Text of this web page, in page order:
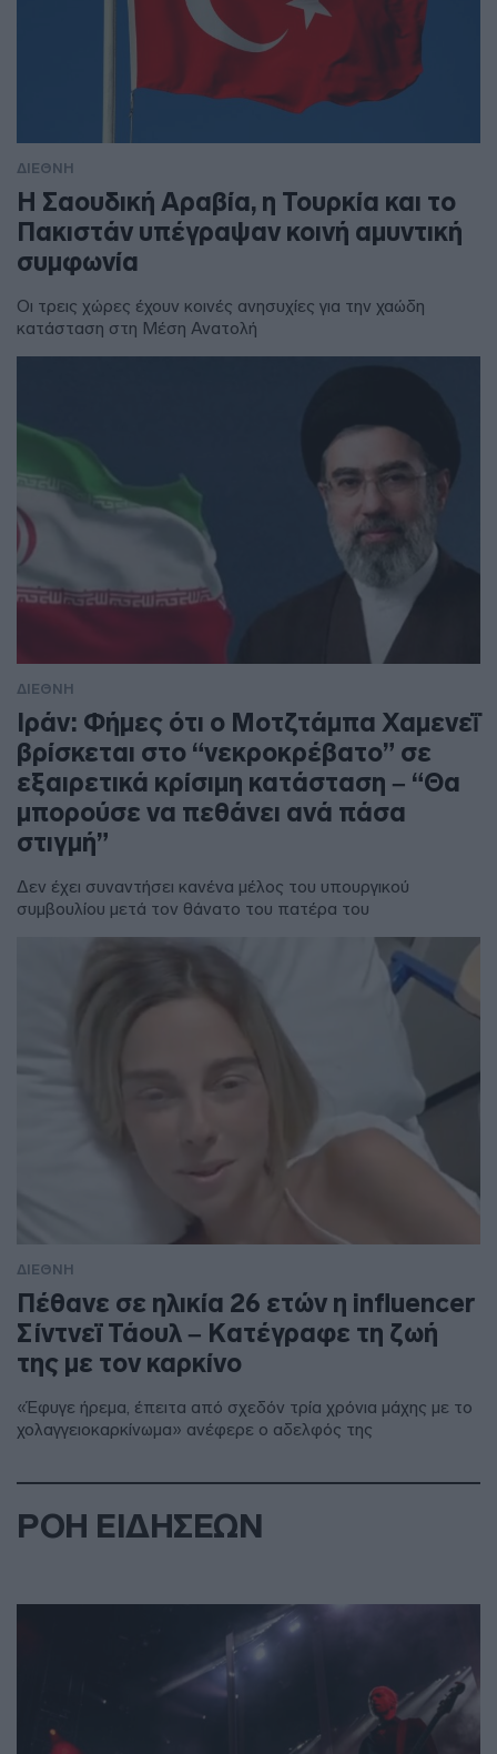
ΔΙΕΘΝΗ
Η Σαουδική Αραβία, η Τουρκία και το
Πακιστάν υπέγραψαν κοινή αμυντική
συμφωνία
Οι τρεις χώρες έχουν κοινές ανησυχίες για την χαώδη
κατάσταση στη Μέση Ανατολή
ΔΙΕΘΝΗ
Ιράν: Φήμες ότι ο Μοτζτάμπα Χαμενεΐ
βρίσκεται στο “νεκροκρέβατο” σε
εξαιρετικά κρίσιμη κατάσταση – “Θα
μπορούσε να πεθάνει ανά πάσα
στιγμή”
Δεν έχει συναντήσει κανένα μέλος του υπουργικού
συμβουλίου μετά τον θάνατο του πατέρα του
ΔΙΕΘΝΗ
Πέθανε σε ηλικία 26 ετών η influencer
Σίντνεϊ Τάουλ – Kατέγραφε τη ζωή
της με τον καρκίνο
«Έφυγε ήρεμα, έπειτα από σχεδόν τρία χρόνια μάχης με το
χολαγγειοκαρκίνωμα» ανέφερε ο αδελφός της
ΡΟΗ ΕΙΔΗΣΕΩΝ